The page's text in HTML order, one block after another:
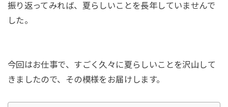
振り返ってみれば、夏らしいことを長年していませんで
した。
今回はお仕事で、すごく久々に夏らしいことを沢山して
きましたので、その模様をお届けします。